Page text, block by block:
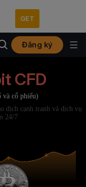
GET
Đăng ký
CFD
cổ phiếu)
dịch cạnh tranh và dịch vụ
24/7